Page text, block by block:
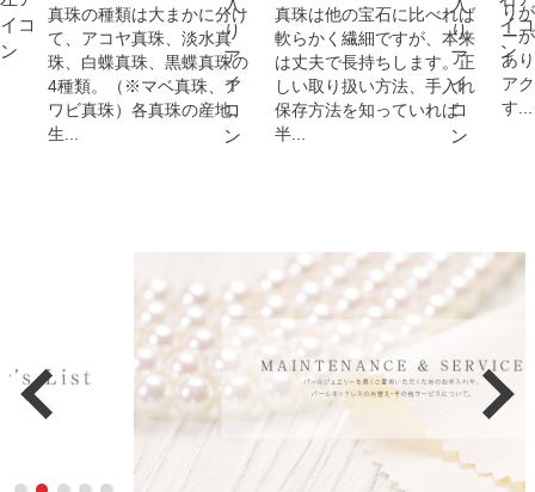
真珠の種類は大まかに分け
て、アコヤ真珠、淡水真
珠、白蝶真珠、黒蝶真珠の
4種類。（※マベ真珠、ア
ワビ真珠）各真珠の産地、
生...
真珠は他の宝石に比べれば
軟らかく繊細ですが、本来
は丈夫で長持ちします。正
しい取り扱い方法、手入れ
保存方法を知っていれば
半...
り
ー
あ
ア
す...